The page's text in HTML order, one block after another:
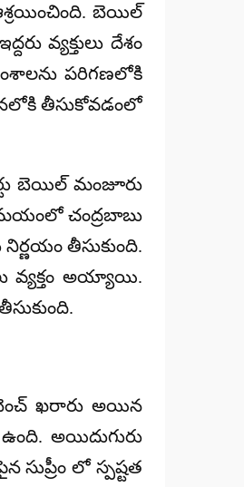
బెయిల్‌
వ్యక్తులు దేశం
పరిగణలోకి
తీసుకోవడంలో
బెయిల్ మంజూరు
చంద్రబాబు
తీసుకుంది.
వ్యక్తం అయ్యాయి.
ఖరారు అయిన
అయిదుగురు
లో స్పష్టత